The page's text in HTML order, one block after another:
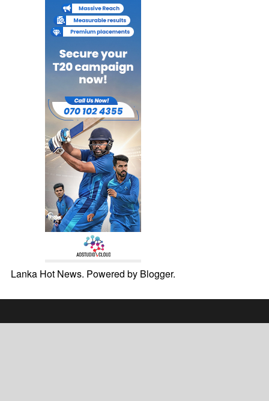
Lanka Hot News. Powered by Blogger.